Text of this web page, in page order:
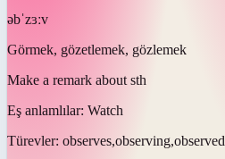
əbˈzɜːv
Görmek, gözetlemek, gözlemek
Make a remark about sth
Eş anlamlılar: Watch
Türevler: observes,observing,observed